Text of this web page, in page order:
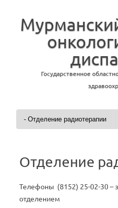
Государственное
Перейти к содержимому
Отделение
Телефоны (8152) 25-02-30 –